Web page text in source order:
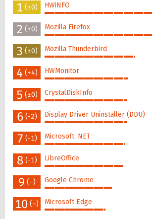
1 (±0) HWiNFO
100%
2 (±0) Mozilla Firefox
86%
3 (±0) Mozilla Thunderbird
55%
4 (+4) HWMonitor
51%
5 (±0) CrystalDiskInfo
50%
6 (-2) Display Driver Uninstaller (DDU)
50%
7 (-1) Microsoft .NET
49%
8 (-1) LibreOffice
48%
9 (–) Google Chrome
41%
10 (–) Microsoft Edge
37%